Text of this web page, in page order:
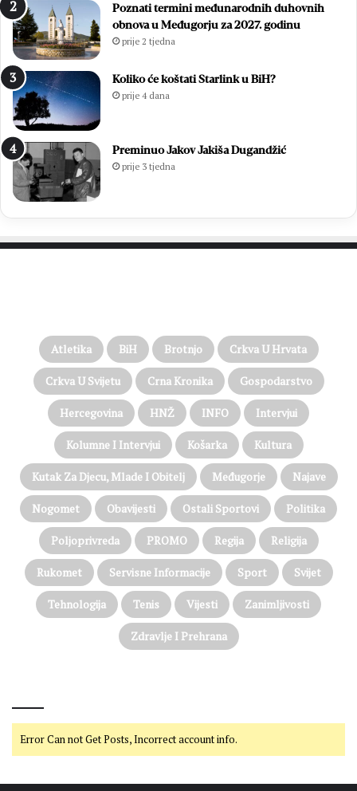
Poznati termini međunarodnih duhovnih
obnova u Međugorju za 2027. godinu
prije 2 tjedna
Koliko će koštati Starlink u BiH?
prije 4 dana
Preminuo Jakov Jakiša Dugandžić
prije 3 tjedna
Atletika BiH Brotnjo Crkva U Hrvata
Crkva U Svijetu Crna Kronika Gospodarstvo
Hercegovina HNŽ INFO Intervjui
Kolumne I Intervjui Košarka Kultura
Kutak Za Djecu, Mlade I Obitelj Međugorje Najave
Nogomet Obavijesti Ostali Sportovi Politika
Poljoprivreda PROMO Regija Religija
Rukomet Servisne Informacije Sport Svijet
Tehnologija Tenis Vijesti Zanimljivosti
Zdravlje I Prehrana
Error Can not Get Posts, Incorrect account info.